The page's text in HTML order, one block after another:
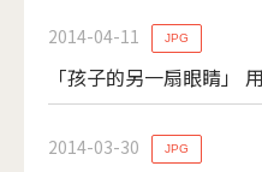
2014-04-11
「孩子的另一扇眼睛」
JPG
2014-03-30 JPG